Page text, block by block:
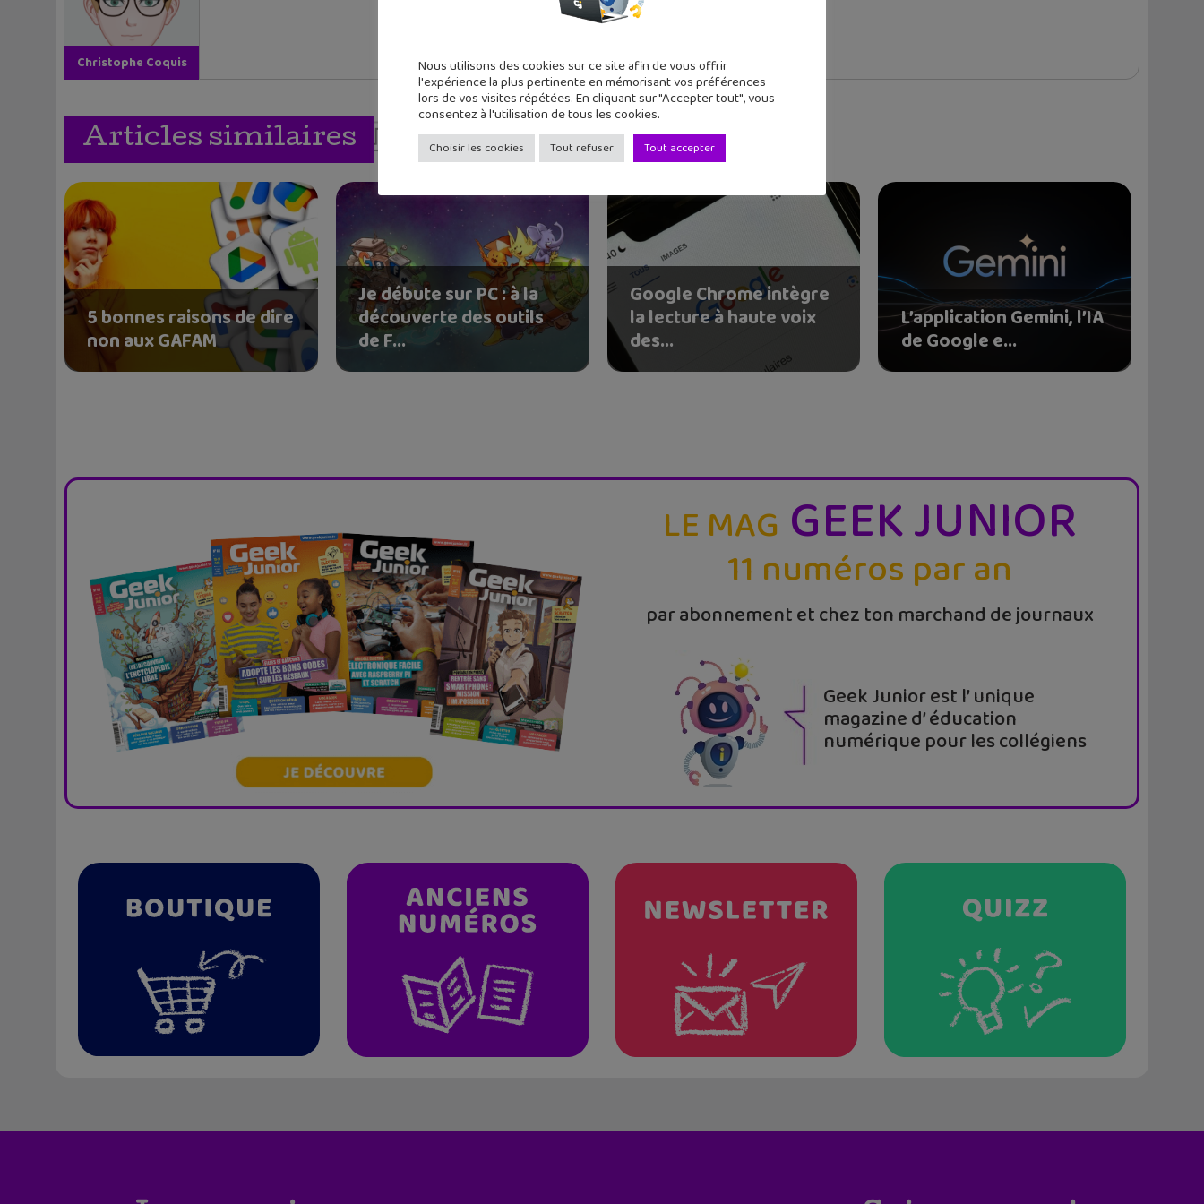
Christophe Coquis
Articles similaires
5 bonnes raisons de dire
non aux GAFAM
Je débute sur PC : à la
découverte des outils
de F...
Google Chrome intègre
la lecture à haute voix
des...
L’application Gemini, l’IA
de Google e...
LE MAG GEEK JUNIOR
11 numéros par an
par abonnement et chez ton marchand de journaux
Geek Junior est l’ unique
magazine d’ éducation
numérique pour les collégiens
Nous utilisons des cookies sur ce site afin de vous offrir
l'expérience la plus pertinente en mémorisant vos préférences
lors de vos visites répétées. En cliquant sur "Accepter tout", vous
consentez à l'utilisation de tous les cookies.
Choisir les cookies Tout refuser Tout accepter